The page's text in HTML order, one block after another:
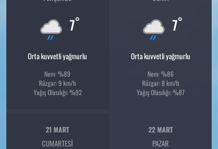
7°
Orta kuvvetli yağmurlu
Nem: %89
Rüzgar: 9 km/h
Yağış Olasılığı: %92
7°
Orta kuvvetli yağmurlu
Nem: %86
Rüzgar: 8 km/h
Yağış Olasılığı: %87
21 MART
CUMARTESI
22 MART
PAZAR